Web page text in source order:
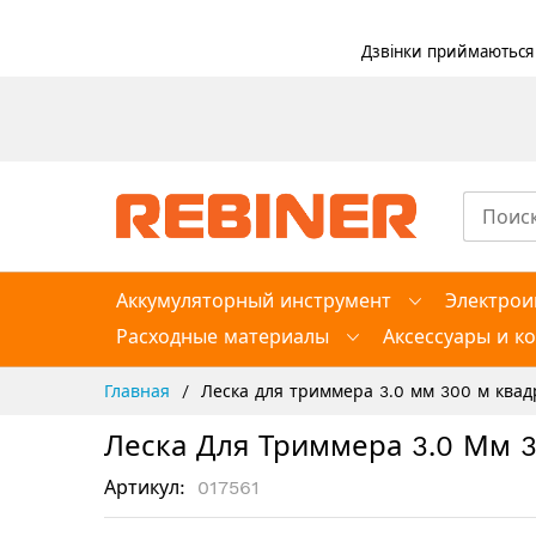
Дзвінки
Аккумуляторный инструмент
Расходные материалы
Аксессуары и
Главная Леска для триммера 3.0 мм 300 м
Леска Для Триммера 3.0 Мм
Артикул 017561